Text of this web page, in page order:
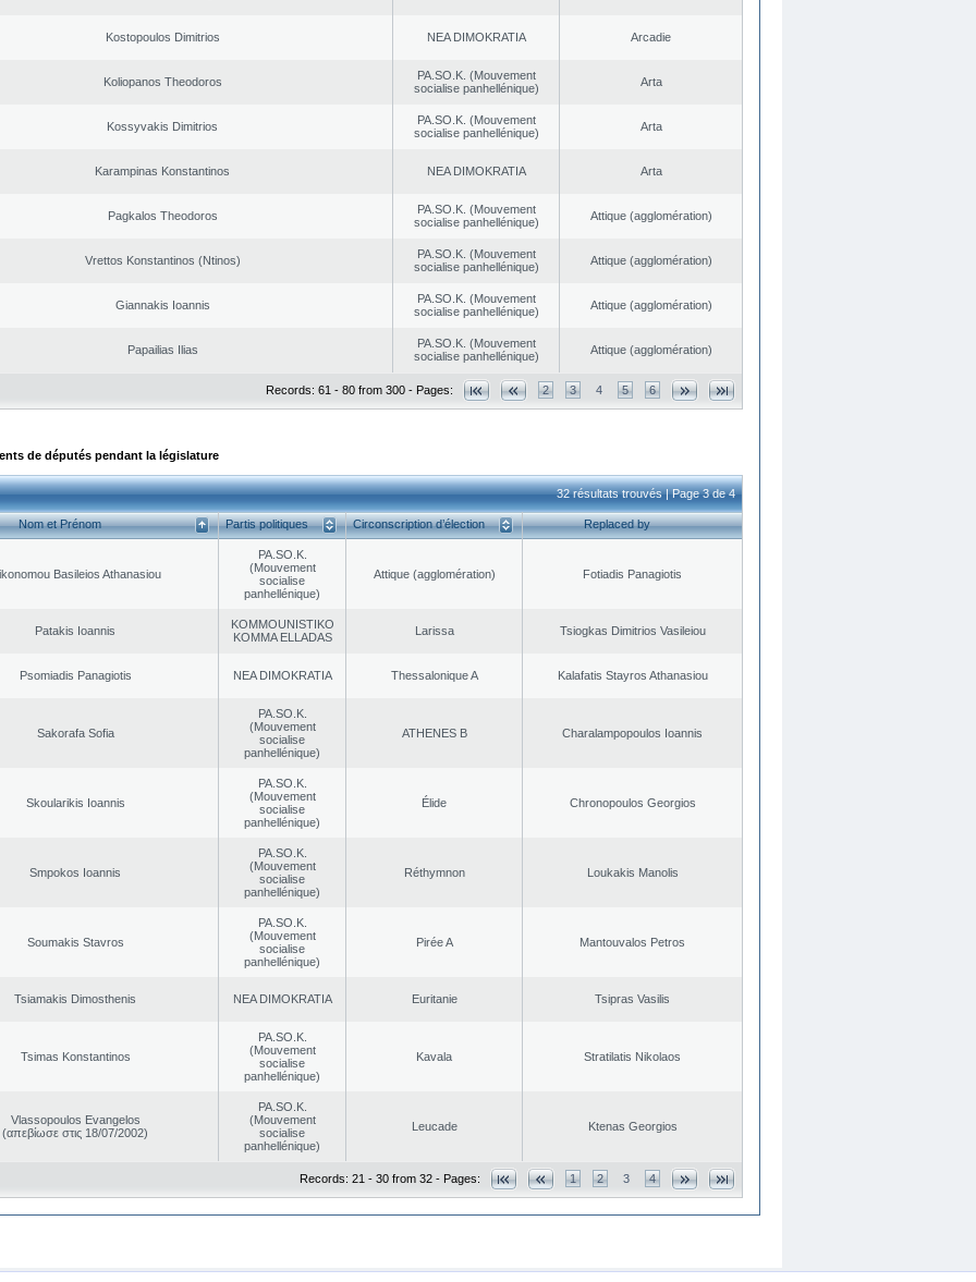
Kostopoulos Dimitrios NEA DΙMOKRATIA Arcadie
Koliopanos Theodoros
PA.SO.K. (Mouvement
socialise panhellénique)
Arta
Kossyvakis Dimitrios
PA.SO.K. (Mouvement
socialise panhellénique)
Arta
Karampinas Konstantinos NEA DΙMOKRATIA Arta
Pagkalos Theodoros
PA.SO.K. (Mouvement
socialise panhellénique)
Αttique (agglomération)
Vrettos Konstantinos (Ntinos)
PA.SO.K. (Mouvement
socialise panhellénique)
Αttique (agglomération)
Giannakis Ioannis
PA.SO.K. (Mouvement
socialise panhellénique)
Αttique (agglomération)
Papailias Ilias
PA.SO.K. (Mouvement
socialise panhellénique)
Αttique (agglomération)
Records: 61 - 80 from 300 - Pages: 2 3 4 5 6
de députés pendant la législature
32 résultats trouvés | Page 3 de 4
Nom et Prénom Partis politiques Circonscription d’élection Replaced by
Basileios Athanasiou
PA.SO.K.
(Mouvement
socialise
panhellénique)
Αttique (agglomération) Fotiadis Panagiotis
Patakis Ioannis
KOMMOUNISTIKO
KOMMA ELLADAS
Larissa Tsiogkas Dimitrios Vasileiou
Psomiadis Panagiotis NEA DΙMOKRATIA Thessalonique A Kalafatis Stayros Athanasiou
Sakorafa Sofia
PA.SO.K.
(Mouvement
socialise
panhellénique)
ATHENES Β Charalampopoulos Ioannis
Skoularikis Ioannis
PA.SO.K.
(Mouvement
socialise
panhellénique)
Élide Chronopoulos Georgios
Smpokos Ioannis
PA.SO.K.
(Mouvement
socialise
panhellénique)
Réthymnon Loukakis Manolis
Soumakis Stavros
PA.SO.K.
(Mouvement
socialise
panhellénique)
Pirée A Mantouvalos Petros
Tsiamakis Dimosthenis NEA DΙMOKRATIA Euritanie Tsipras Vasilis
Tsimas Konstantinos
PA.SO.K.
(Mouvement
socialise
panhellénique)
Kavala Stratilatis Nikolaos
Vlassopoulos Evangelos
(απεβίωσε στις 18/07/2002)
PA.SO.K.
(Mouvement
socialise
panhellénique)
Leucade Ktenas Georgios
Records: 21 - 30 from 32 - Pages: 1 2 3 4